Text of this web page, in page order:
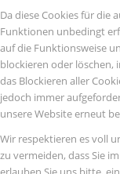
Da diese Cookies für die
Funktionen unbedingt
auf die Funktionsweise
blockieren oder löschen,
das Blockieren aller
jedoch immer
unsere Website erneut
Wir respektieren es voll
zu vermeiden, dass Sie